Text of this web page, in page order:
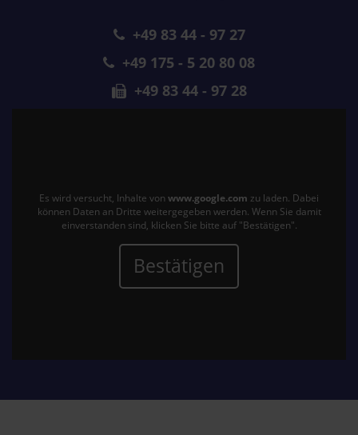
+49 83 44 - 97 27
+49 175 - 5 20 80 08
+49 83 44 - 97 28
Es wird versucht, Inhalte von www.google.com zu laden. Dabei
können Daten an Dritte weitergegeben werden. Wenn Sie damit
einverstanden sind, klicken Sie bitte auf "Bestätigen".
Bestätigen